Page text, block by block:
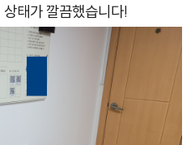
상태가 깔끔했습니다!